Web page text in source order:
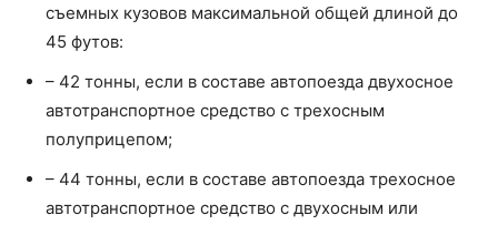
съемных кузовов максимальной общей длиной до
45 футов:
– 42 тонны, если в составе автопоезда двухосное
автотранспортное средство с трехосным
полуприцепом;
– 44 тонны, если в составе автопоезда трехосное
автотранспортное средство с двухосным или